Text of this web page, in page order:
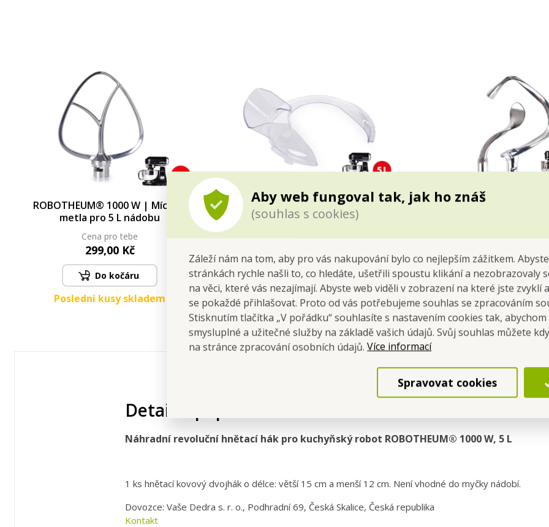
Aby web fungoval tak, jak ho znáš
(souhlas s cookies)
Záleží nám na tom, aby pro vás nakupování bylo co nejlepším zážitkem.
stránkách rychle našli to, co hledáte, ušetřili spoustu klikání a nezobrazovaly
na věci, které vás nezajímají. Abyste web viděli v zobrazení na které jste zvyklí
se pokaždé přihlašovat. Proto od vás potřebujeme souhlas se zpracováním
Stisknutím tlačítka „V pořádku“ souhlasíte s nastavením cookies tak,
smysluplné a užitečné služby na základě vašich údajů. Svůj souhlas můžete
na stránce zpracování osobních údajů.Více informací
Spravovat cookies
ROBOTHEUM® 1000 W | Míchací
metla pro 5 L nádobu
Cena pro tebe
299,00 Kč
Do kočáru
Poslední kusy skladem
ROBOTHEUM® 1000 W | Víko pro 5
L nádobu
Cena pro tebe
Do kočáru
Skladem
ROBOTHEUM® 1500
Cena pro tebe
Do kočáru
Skladem
Detailní popis
Náhradní revoluční hnětací hákpro kuchyňský robot ROBOTHEUM® 1000 W, 5 L
1 ks hnětací kovový dvojhák o délce: větší 15 cm a menší 12 cm. Není vhodné do myčky nádobí.
Dovozce: Vaše Dedra s. r. o., Podhradní 69, Česká Skalice, Česká republika
Kontakt